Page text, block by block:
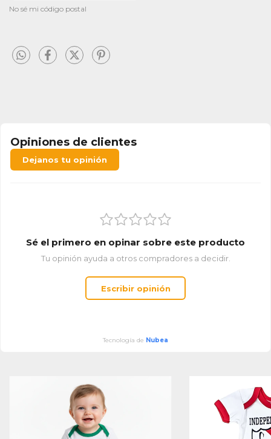
No sé mi código postal
Opiniones de clientes
Dejanos tu opinión
Sé el primero en opinar sobre este producto
Tu opinión ayuda a otros compradores a decidir.
Escribir opinión
Tecnología de Nubea